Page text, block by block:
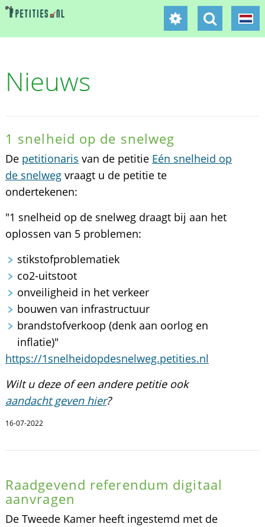
Nieuws
1 snelheid op de snelweg
De petitionaris van de petitie Eén snelheid op
de snelwegvraagt u de petitie te
ondertekenen:
"1 snelheid op de snelweg draagt bij aan het
oplossen van 5 problemen:
stikstofproblematiek
co2-uitstoot
onveiligheid in het verkeer
bouwen van infrastructuur
brandstofverkoop (denk aan oorlog en
inflatie)"
https://1snelheidopdesnelweg.petities.nl
Wilt u deze of een andere petitie ook
aandacht geven hier?
16-07-2022
Raadgevend referendum digitaal
aanvragen
De Tweede Kamer heeft ingestemd met de